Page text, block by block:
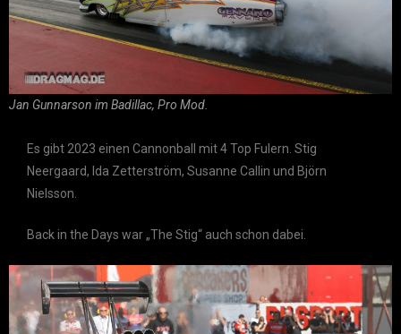
Jan Gunnarson im Badillac, Pro Mod.
Es gibt 2023 einen Cannonball mit 4 Top Fulern. Stig
Neergaard, Ida Zetterström, Susanne Callin und Björn
Nielsson.
Back in the Days war „The Stig“ auch schon dabei.